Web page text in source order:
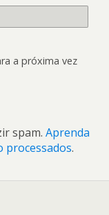
a próxima vez
spam. Aprenda
processados.